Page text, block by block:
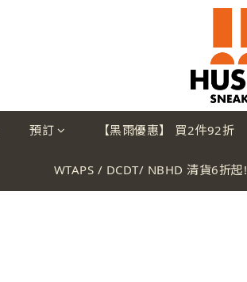
預訂 【黑雨優惠】 買2件92折
WTAPS / DCDT/ NBHD 清貨6折起!